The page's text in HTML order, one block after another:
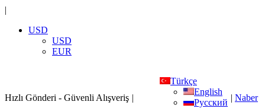
|
USD
USD
EUR
Hızlı Gönderi - Güvenli Alışveriş |
Türkçe
English
Русский | Naber